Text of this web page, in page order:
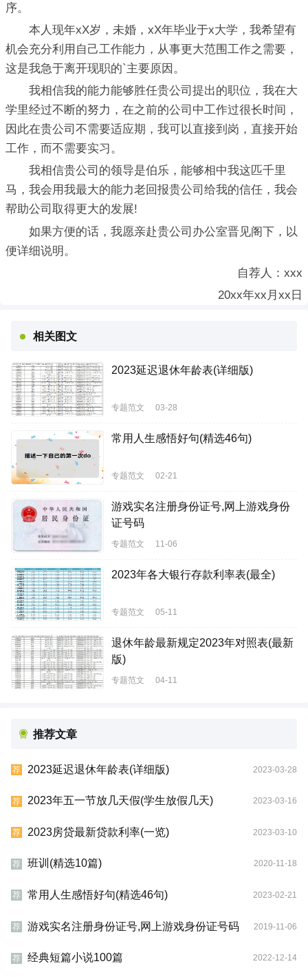
序。
本人现年xX岁，未婚，xX年毕业于x大学，我希望有
机会充分利用自己工作能力，从事更大范围工作之需要，
这是我急于离开现职的`主要原因。
我相信我的能力能够胜任贵公司提出的职位，我在大
学里经过不断的努力，在之前的公司中工作过很长时间，
因此在贵公司不需要适应期，我可以直接到岗，直接开始
工作，而不需要实习。
我相信贵公司的领导是伯乐，能够相中我这匹千里
马，我会用我最大的能力老回报贵公司给我的信任，我会
帮助公司取得更大的发展!
如果方便的话，我愿亲赴贵公司办公室晋见阁下，以
便详细说明。
自荐人：xxx
20xx年xx月xx日
相关图文
2023延迟退休年龄表(详细版)
专题范文 03-28
常用人生感悟好句(精选46句)
专题范文 02-21
游戏实名注册身份证号,网上游戏身份
证号码
专题范文 11-06
2023年各大银行存款利率表(最全)
专题范文 05-11
退休年龄最新规定2023年对照表(最新
版)
专题范文 04-11
推荐文章
荐 2023延迟退休年龄表(详细版) 2023-03-28
荐 2023年五一节放几天假(学生放假几天) 2023-03-16
荐 2023房贷最新贷款利率(一览) 2023-03-10
荐 班训(精选10篇) 2020-11-18
荐 常用人生感悟好句(精选46句) 2023-02-21
荐 游戏实名注册身份证号,网上游戏身份证号码 2019-11-06
荐 经典短篇小说100篇 2022-12-14